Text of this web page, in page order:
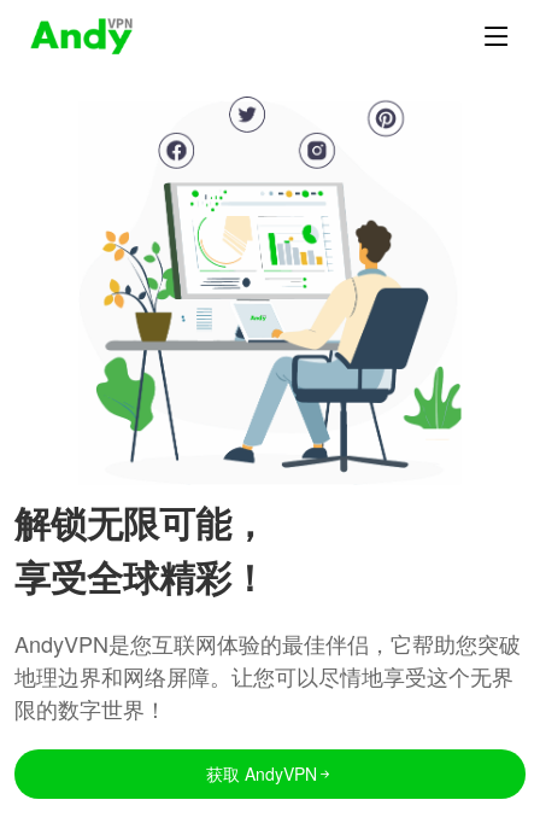
解锁无限可能，
享受全球精彩！
AndyVPN是您互联网体验的最佳伴侣，它帮助您突破
地理边界和网络屏障。让您可以尽情地享受这个无界
限的数字世界！
获取 AndyVPN